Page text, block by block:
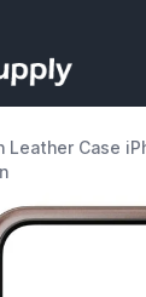
Leather Case